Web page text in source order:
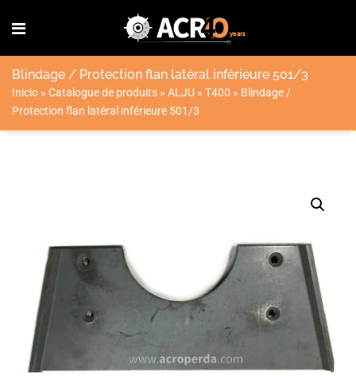
Blindage / Protection flan latéral inférieure 501/3
Inicio » Catalogue de produits » ALJU » T400 » Blindage /
Protection flan latéral inférieure 501/3